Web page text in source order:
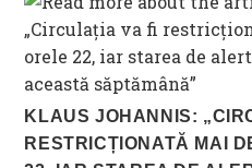
KLAUS JOHANNIS:
RESTRICȚIONATĂ MAI